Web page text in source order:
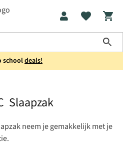
schooldeals!
Slaapzak
neem je gemakkelijk met je